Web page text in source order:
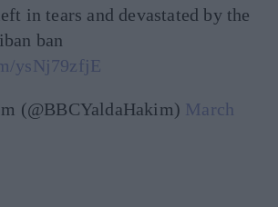
in tears and devastated by the
ban
ysNj79zfjE
(@BBCYaldaHakim) March